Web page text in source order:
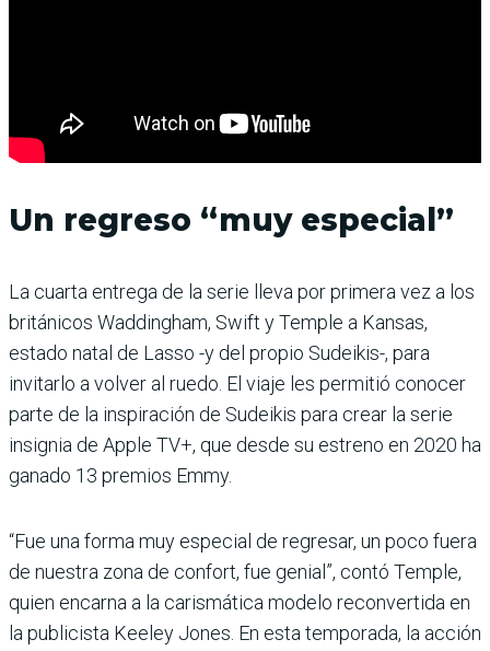
Un regreso “muy especial”
La cuarta entrega de la serie lleva por primera vez a los
británicos Waddingham, Swift y Temple a Kansas,
estado natal de Lasso -y del propio Sudeikis-, para
invitarlo a volver al ruedo. El viaje les permitió conocer
parte de la inspiración de Sudeikis para crear la serie
insignia de Apple TV+, que desde su estreno en 2020 ha
ganado 13 premios Emmy.
“Fue una forma muy especial de regresar, un poco fuera
de nuestra zona de confort, fue genial”, contó Temple,
quien encarna a la carismática modelo reconvertida en
la publicista Keeley Jones. En esta temporada, la acción